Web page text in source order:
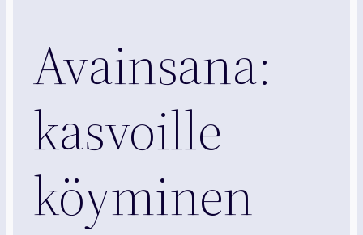
Avainsana:
kasvoille
köyminen